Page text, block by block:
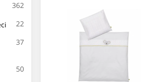
362
22
37
50